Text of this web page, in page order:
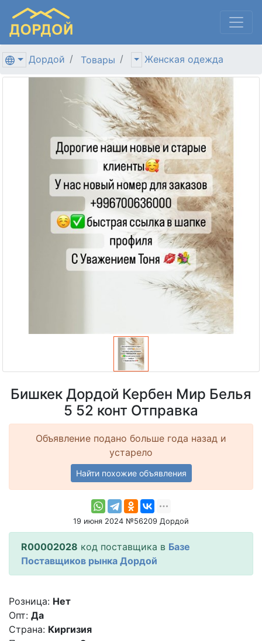
Дордой Товары Женская одежда
Бишкек Дордой Кербен Мир Белья
5 52 конт Отправка
Объявление подано больше года назад и
устарело
Найти похожие объявления
19 июня 2024 №56209 Дордой
R00002028 код поставщика в Базе
Поставщиков рынка Дордой
Розница: Нет
Опт: Да
Страна: Киргизия